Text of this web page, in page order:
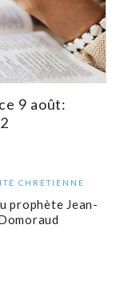
9 août:
CHRÉTIENNE
prophète Jean-